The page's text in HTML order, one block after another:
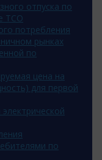
отпуска по
ТСО
потребления
рынках
по
цена на
для первой
по